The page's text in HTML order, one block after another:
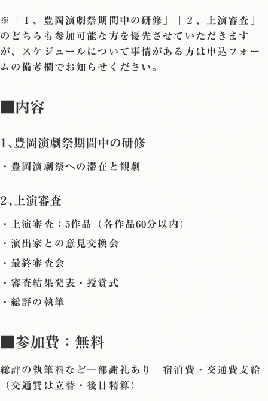
※「１、豊岡演劇祭期間中の研修」「２、上演審査」
のどちらも参加可能な方を優先させていただきます
が、スケジュールについて事情がある方は申込フォー
ムの備考欄でお知らせください。
■内容
１、豊岡演劇祭期間中の研修
・豊岡演劇祭への滞在と観劇
２、上演審査
・上演審査：5作品（各作品60分以内）
・演出家との意見交換会
・最終審査会
・審査結果発表・授賞式
・総評の執筆
■参加費：無料
総評の執筆料など一部謝礼あり 宿泊費・交通費支給
（交通費は立替・後日精算）